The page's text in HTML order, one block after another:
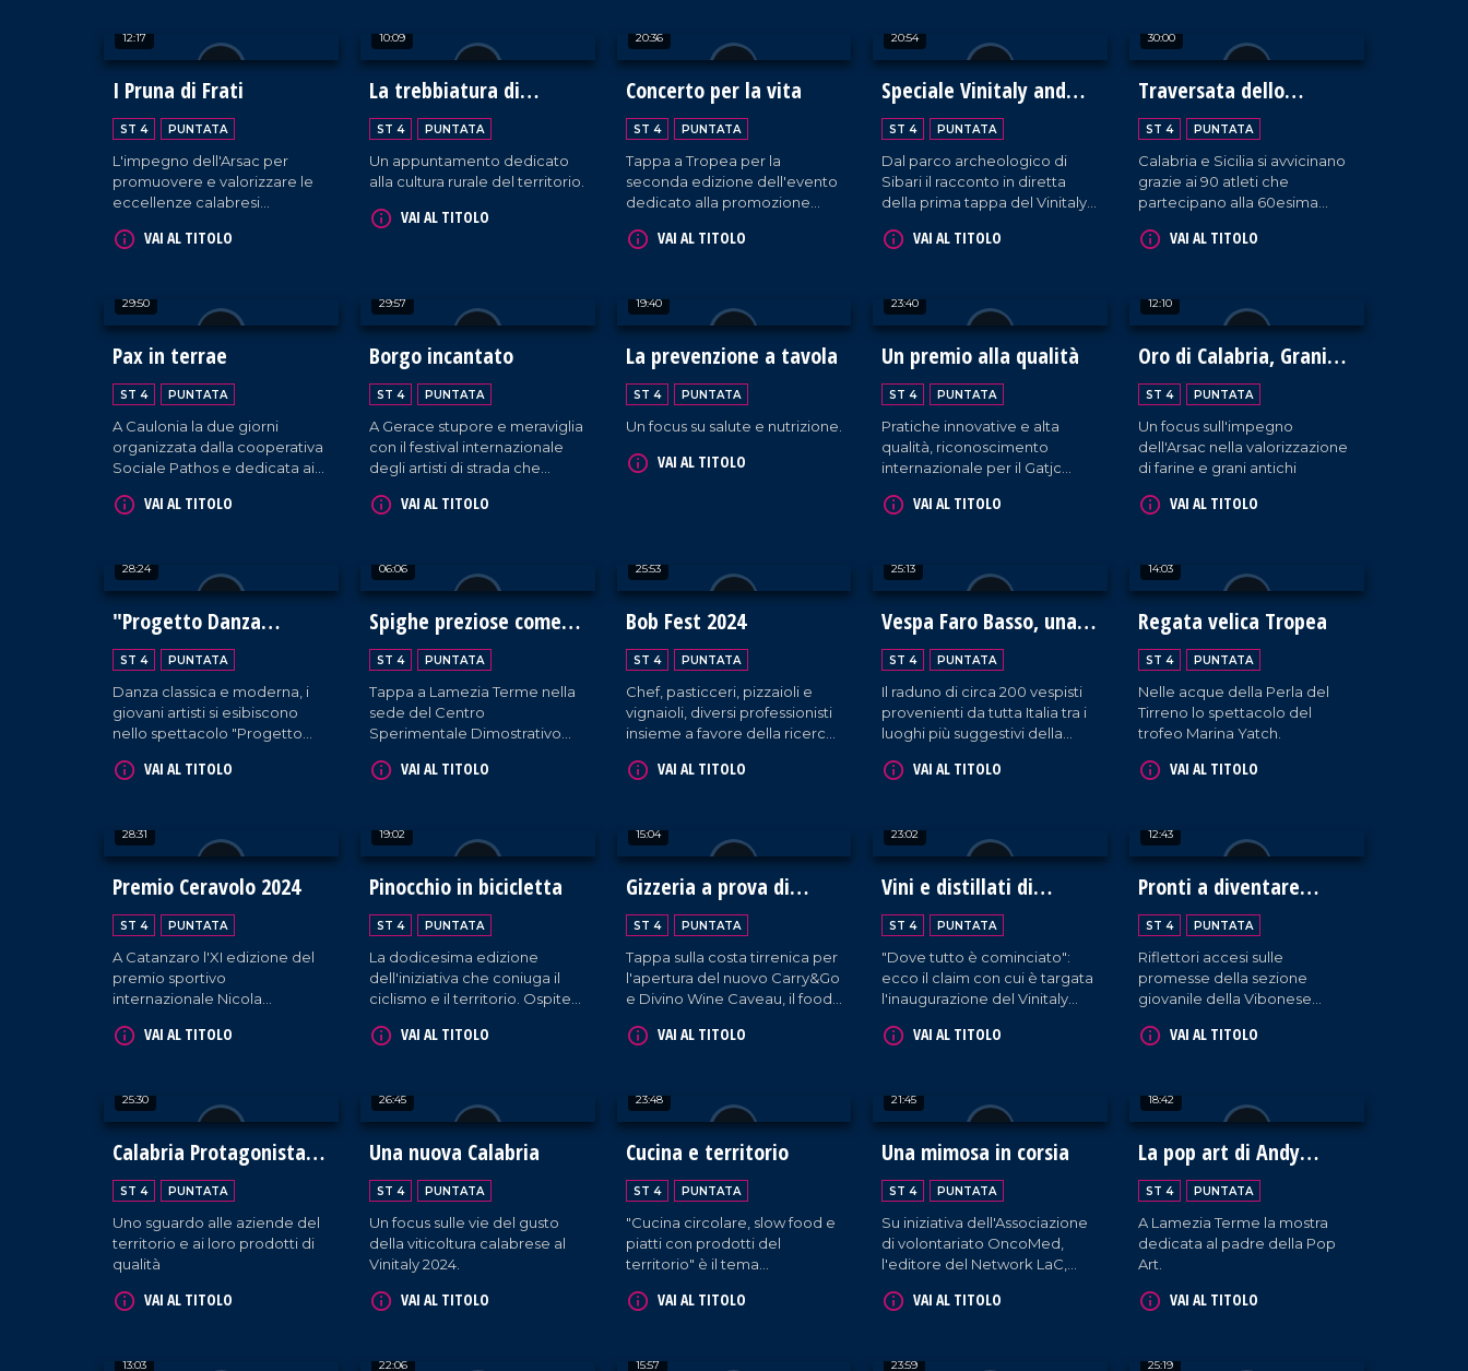
12:17
I Pruna di Frati
ST 4 PUNTATA
L'impegno dell'Arsac per
promuovere e valorizzare le
eccellenze calabresi
territoriale. Tra i prodotti
Minulio.
VAI AL TITOLO
10:09
La trebbiatura di
Maierato
ST 4 PUNTATA
Un appuntamento dedicato
alla cultura rurale del territorio.
VAI AL TITOLO
20:36
Concerto per la vita
ST 4 PUNTATA
Tappa a Tropea per la
seconda edizione dell'evento
dedicato alla promozione
VAI AL TITOLO
20:54
Speciale Vinitaly and
the City
ST 4 PUNTATA
Dal parco archeologico di
Sibari il racconto in diretta
della prima tappa del Vinitaly
VAI AL TITOLO
30:00
Traversata dello
Stretto
ST 4 PUNTATA
Calabria e Sicilia si avvicinano
grazie ai 90 atleti che
partecipano alla 60esima
Stretto, la storica gara di
VAI AL TITOLO
29:50
Pax in terrae
ST 4 PUNTATA
A Caulonia la due giorni
organizzata dalla cooperativa
Sociale Pathos e dedicata ai
dell'accoglienza.
VAI AL TITOLO
29:57
Borgo incantato
ST 4 PUNTATA
A Gerace stupore e meraviglia
con il festival internazionale
degli artisti di strada che
VAI AL TITOLO
19:40
La prevenzione a tavola
ST 4 PUNTATA
Un focus su salute e nutrizione.
VAI AL TITOLO
23:40
Un premio alla qualità
ST 4 PUNTATA
Pratiche innovative e alta
qualità, riconoscimento
internazionale per il Gatjc
VAI AL TITOLO
12:10
Oro di Calabria, Grani
Antichi e Biodiversità
ST 4 PUNTATA
Un focus sull'impegno
dell'Arsac nella valorizzazione
di farine e grani antichi
VAI AL TITOLO
28:24
"Progetto Danza
Calabria"
ST 4 PUNTATA
Danza classica e moderna, i
giovani artisti si esibiscono
nello spettacolo "Progetto
marina.VAI AL TITOLO
06:06
Spighe preziose come
l'oro
ST 4 PUNTATA
Tappa a Lamezia Terme nella
sede del Centro
Sperimentale Dimostrativo
seminario divulgativo sui grani
VAI AL TITOLO
25:53
Bob Fest 2024
ST 4 PUNTATA
Chef, pasticceri, pizzaioli e
vignaioli, diversi professionisti
insieme a favore della ricerca
Scolacium di Roccelletta di
VAI AL TITOLO
25:13
Vespa Faro Basso, una
dea sulla Costa degli
Dei
ST 4 PUNTATA
Il raduno di circa 200 vespisti
provenienti da tutta Italia tra i
luoghi più suggestivi della
VAI AL TITOLO
14:03
Regata velica Tropea
ST 4 PUNTATA
Nelle acque della Perla del
Tirreno lo spettacolo del
trofeo Marina Yatch.
VAI AL TITOLO
28:31
Premio Ceravolo 2024
ST 4 PUNTATA
A Catanzaro l'XI edizione del
premio sportivo
internazionale Nicola
Roberto De Zerbi.
VAI AL TITOLO
19:02
Pinocchio in bicicletta
ST 4 PUNTATA
La dodicesima edizione
dell'iniziativa che coniuga il
ciclismo e il territorio. Ospite
Moser.VAI AL TITOLO
15:04
Gizzeria a prova di
imprenditoria
ST 4 PUNTATA
Tappa sulla costa tirrenica per
l'apertura del nuovo Carry&Go
e Divino Wine Caveau, il food
Commerciale al servizio del
VAI AL TITOLO
23:02
Vini e distillati di
Calabria al Vinitaly 2024
ST 4 PUNTATA
"Dove tutto è cominciato":
ecco il claim con cui è targata
l'inaugurazione del Vinitaly
dal design accattivante, i
la Calabria - raccontano la
propria azienda. Un'ottima
vetrina per esportare la
vitivinicultura non solo fuori
dalla regione, ma anche
dall'Italia.
VAI AL TITOLO
12:43
Pronti a diventare
grandi
ST 4 PUNTATA
Riflettori accesi sulle
promesse della sezione
giovanile della Vibonese
VAI AL TITOLO
25:30
Calabria Protagonista al
Vinitaly
ST 4 PUNTATA
Uno sguardo alle aziende del
territorio e ai loro prodotti di
qualità
VAI AL TITOLO
26:45
Una nuova Calabria
ST 4 PUNTATA
Un focus sulle vie del gusto
della viticoltura calabrese al
Vinitaly 2024.
VAI AL TITOLO
23:48
Cucina e territorio
ST 4 PUNTATA
"Cucina circolare, slow food e
piatti con prodotti del
territorio" è il tema
nell'ambito del Serre in
VAI AL TITOLO
21:45
Una mimosa in corsia
ST 4 PUNTATA
Su iniziativa dell'Associazione
di volontariato OncoMed,
l'editore del Network LaC,
pazienti dell'ospedale
VAI AL TITOLO
18:42
La pop art di Andy
Warhol a Palazzo Greco-
Stella
ST 4 PUNTATA
A Lamezia Terme la mostra
dedicata al padre della Pop
Art.
VAI AL TITOLO
13:03 22:06 15:57 23:59 25:19